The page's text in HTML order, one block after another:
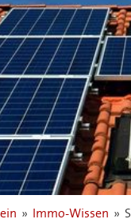
» Immo-Wissen »